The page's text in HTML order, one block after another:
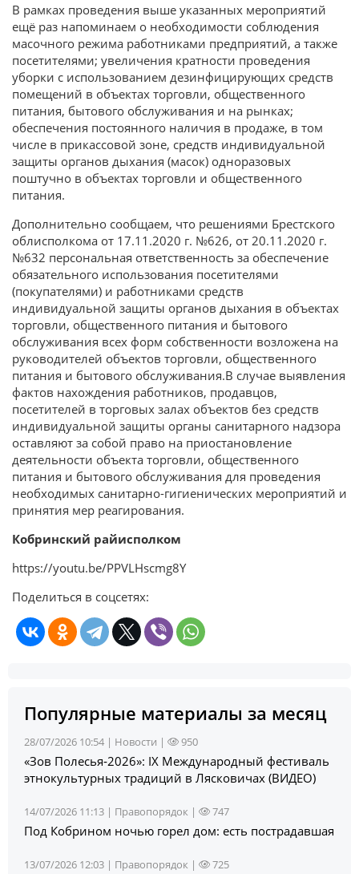
В рамках проведения выше указанных мероприятий
ещё раз напоминаем о необходимости соблюдения
масочного режима работниками предприятий, а также
посетителями; увеличения кратности проведения
уборки с использованием дезинфицирующих средств
помещений в объектах торговли, общественного
питания, бытового обслуживания и на рынках;
обеспечения постоянного наличия в продаже, в том
числе в прикассовой зоне, средств индивидуальной
защиты органов дыхания (масок) одноразовых
поштучно в объектах торговли и общественного
питания.
Дополнительно сообщаем, что решениями Брестского
облисполкома от 17.11.2020 г. №626, от 20.11.2020 г.
№632 персональная ответственность за обеспечение
обязательного использования посетителями
(покупателями) и работниками средств
индивидуальной защиты органов дыхания в объектах
торговли, общественного питания и бытового
обслуживания всех форм собственности возложена на
руководителей объектов торговли, общественного
питания и бытового обслуживания.В случае выявления
фактов нахождения работников, продавцов,
посетителей в торговых залах объектов без средств
индивидуальной защиты органы санитарного надзора
оставляют за собой право на приостановление
деятельности объекта торговли, общественного
питания и бытового обслуживания для проведения
необходимых санитарно-гигиенических мероприятий и
принятия мер реагирования.
Кобринский райисполком
https://youtu.be/PPVLHscmg8Y
Поделиться в соцсетях:
Популярные материалы за месяц
28/07/2026 10:54 | Новости | 950
«Зов Полесья‑2026»: IX Международный фестиваль
этнокультурных традиций в Лясковичах (ВИДЕО)
14/07/2026 11:13 | Правопорядок | 747
Под Кобрином ночью горел дом: есть пострадавшая
13/07/2026 12:03 | Правопорядок | 725